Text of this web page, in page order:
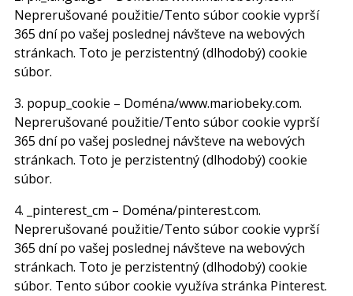
Neprerušované použitie/Tento súbor cookie vyprší
365 dní po vašej poslednej návšteve na webových
stránkach. Toto je perzistentný (dlhodobý) cookie
súbor.
3. popup_cookie – Doména/www.mariobeky.com.
Neprerušované použitie/Tento súbor cookie vyprší
365 dní po vašej poslednej návšteve na webových
stránkach. Toto je perzistentný (dlhodobý) cookie
súbor.
4. _pinterest_cm – Doména/pinterest.com.
Neprerušované použitie/Tento súbor cookie vyprší
365 dní po vašej poslednej návšteve na webových
stránkach. Toto je perzistentný (dlhodobý) cookie
súbor. Tento súbor cookie využíva stránka Pinterest.